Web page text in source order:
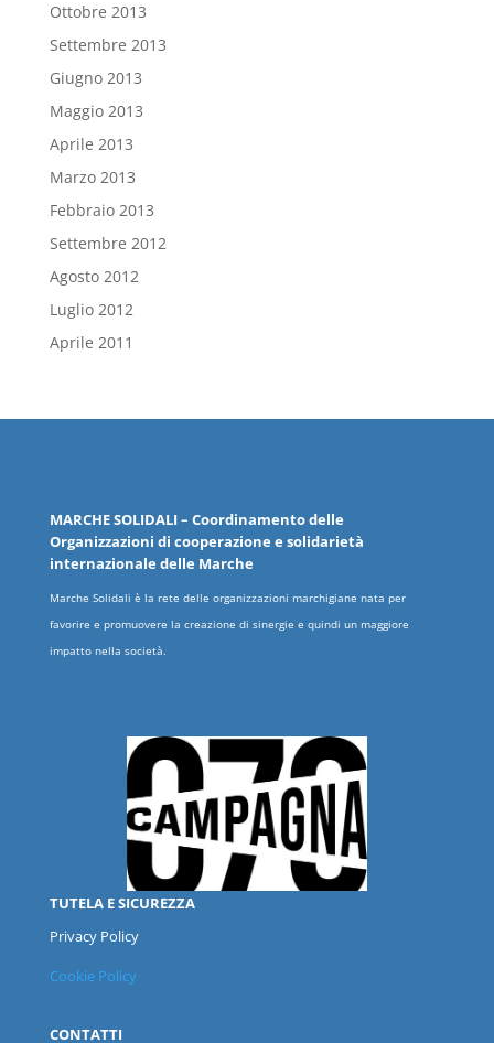
Ottobre 2013
Settembre 2013
Giugno 2013
Maggio 2013
Aprile 2013
Marzo 2013
Febbraio 2013
Settembre 2012
Agosto 2012
Luglio 2012
Aprile 2011
MARCHESOLIDALI– Coordinamento delle
Organizzazioni di cooperazione e solidarietà
internazionale delle Marche
Marche Solidali è la rete delle organizzazioni marchigiane nata per
favorire e promuovere la creazione di sinergie e quindi un maggiore
impatto nella società.
TUTELA E SICUREZZA
Privacy Policy
Cookie Policy
CONTATTI